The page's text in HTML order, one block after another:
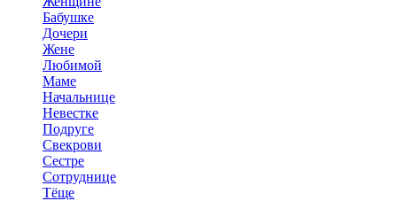
Бабушке
Дочери
Жене
Любимой
Маме
Начальнице
Невестке
Подруге
Свекрови
Сестре
Сотруднице
Тёще